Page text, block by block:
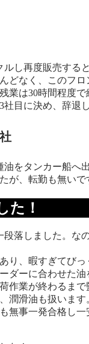
し再度販売す
なく、このフロ
は30時間程度
目に決め、辞退
をタンカー船
、転勤も無い
た！
落しました。
、暇すぎてび
ダーに合わせた油
業が終わるまで
潤滑油も扱います
無事一発合格し